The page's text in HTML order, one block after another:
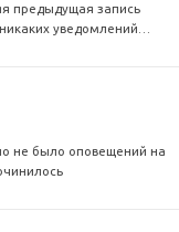
предыдущая запись
уведомлений…
не было оповещений на